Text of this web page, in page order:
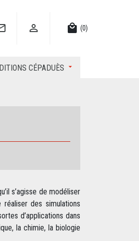
 local_mall (0)
CÉPADUÈS
s’agisse de modéliser
des simulations
d’applications dans
la chimie, la biologie